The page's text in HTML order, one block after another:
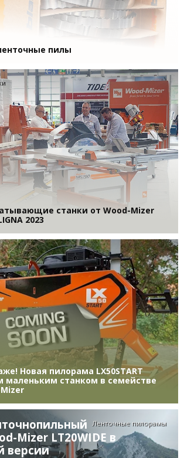
пилы
станки от Wood-Mizer
2023
Новая пилорама LX50START
маленьким станком в семействе
Ленточные пилорамы
Mizer LT20WIDE в
версии